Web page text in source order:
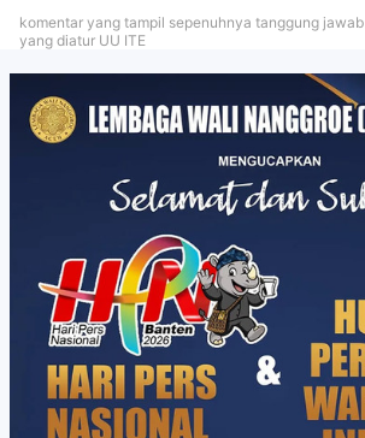
komentar yang tampil sepenuhnya tanggung
yang diatur UU ITE